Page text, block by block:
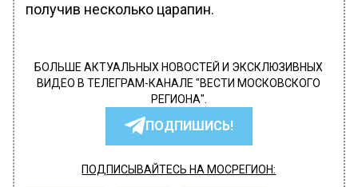
получив несколько царапин.
БОЛЬШЕ АКТУАЛЬНЫХ НОВОСТЕЙ И ЭКСКЛЮЗИВНЫХ
ВИДЕО В ТЕЛЕГРАМ-КАНАЛЕ "ВЕСТИ МОСКОВСКОГО
РЕГИОНА".
ПОДПИШИСЬ!
ПОДПИСЫВАЙТЕСЬ НА МОСРЕГИОН: